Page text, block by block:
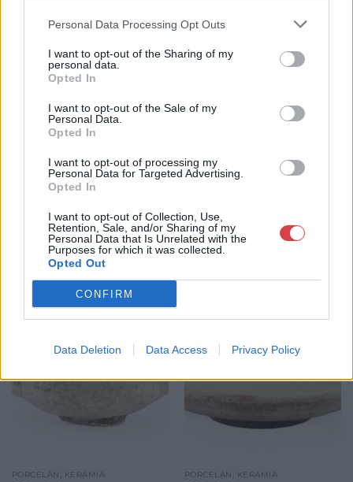
Personal Data Processing Opt Outs
I want to opt-out of the Sharing of my
personal data.
Opted In
I want to opt-out of the Sale of my
Personal Data.
Opted In
I want to opt-out of processing my
Personal Data for Targeted Advertising.
Opted In
I want to opt-out of Collection, Use,
Retention, Sale, and/or Sharing of my
Personal Data that Is Unrelated with the
Purposes for which it was collected.
Opted Out
CONFIRM
Data Deletion Data Access Privacy Policy
24-26.
9307
http://www.biksady.com
GALÉRIA TOVÁBBI MŰTÁRGYAI
KAPCSOLÓDÓ MŰTÁRGYAK
PORCELÁN, KERÁMIA PORCELÁN, KERÁMIA